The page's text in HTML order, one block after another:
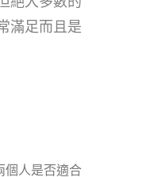
滿足而且是
個人是否適合